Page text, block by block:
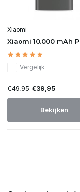
Xiaomi
Xiaomi 10.000 mAh
Vergelijk
€49,95 €39,95
Bekijken